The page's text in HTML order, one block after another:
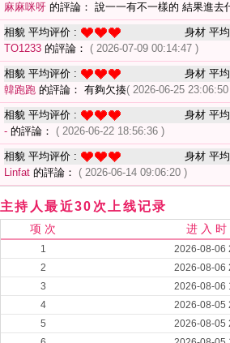
麻麻咪呀 的評論： 說一一有不一樣的 結果進去
相貌 平均评价 : 身材 平
TO1233 的評論： ( 2026-07-09 00:14:47 )
相貌 平均评价 : 身材 平
韓跑跑 的評論： 有夠欠揍( 2026-06-25
相貌 平均评价 : 身材 平
- 的評論： ( 2026-06-22 18:56:36 )
相貌 平均评价 : 身材 平
Linfat 的評論： ( 2026-06-14 09:06:20 )
主持人最近30次上线记录
项 次 进 入 时
1 2026-08-06
2
2026-08-06
3
2026-08-06
4
2026-08-05
5
2026-08-05